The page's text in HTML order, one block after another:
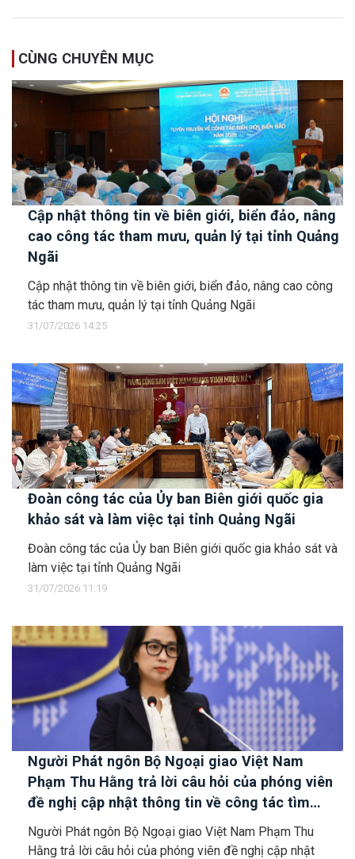
CÙNG CHUYÊN MỤC
Cập nhật thông tin về biên giới, biển đảo, nâng
cao công tác tham mưu, quản lý tại tỉnh Quảng
Ngãi
Cập nhật thông tin về biên giới, biển đảo, nâng cao công
tác tham mưu, quản lý tại tỉnh Quảng Ngãi
31/07/2026 14:25
Đoàn công tác của Ủy ban Biên giới quốc gia
khảo sát và làm việc tại tỉnh Quảng Ngãi
Đoàn công tác của Ủy ban Biên giới quốc gia khảo sát và
làm việc tại tỉnh Quảng Ngãi
31/07/2026 11:19
Người Phát ngôn Bộ Ngoại giao Việt Nam
Phạm Thu Hằng trả lời câu hỏi của phóng viên
đề nghị cập nhật thông tin về công tác tìm
kiếm, cứu hộ các thuyền viên Việt Nam trên tàu
Khôi Nguyên 18
Người Phát ngôn Bộ Ngoại giao Việt Nam Phạm Thu
Hằng trả lời câu hỏi của phóng viên đề nghị cập nhật